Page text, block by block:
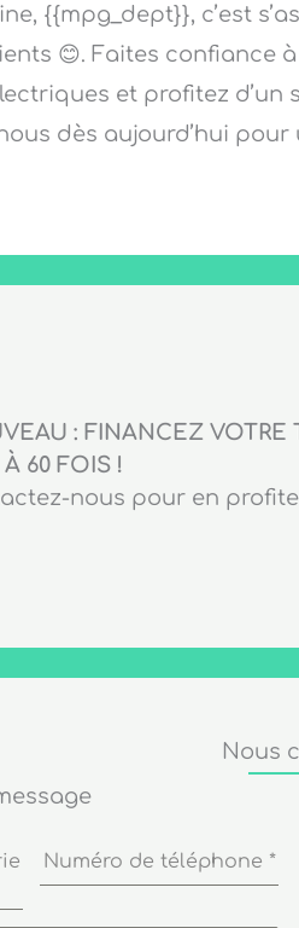
{{mpg_dept}}, c’est
😊. Faites confiance
et profitez d’un
dès aujourd’hui pour
: FINANCEZ
À 60 FOIS !
nous pour en
Nous
Numéro de téléphone *